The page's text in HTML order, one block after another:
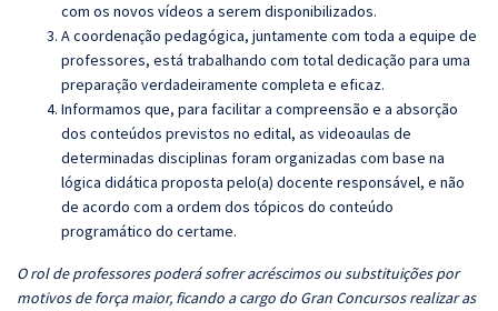
com os novos vídeos a serem disponibilizados.
A coordenação pedagógica, juntamente com toda a equipe de
professores, está trabalhando com total dedicação para uma
preparação verdadeiramente completa e eficaz.
Informamos que, para facilitar a compreensão e a absorção
dos conteúdos previstos no edital, as videoaulas de
determinadas disciplinas foram organizadas com base na
lógica didática proposta pelo(a) docente responsável, e não
de acordo com a ordem dos tópicos do conteúdo
programático do certame.
O rol de professores poderá sofrer acréscimos ou substituições por
motivos de força maior, ficando a cargo do Gran Concursos realizar as